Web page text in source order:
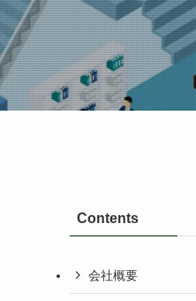
Contents
会社概要